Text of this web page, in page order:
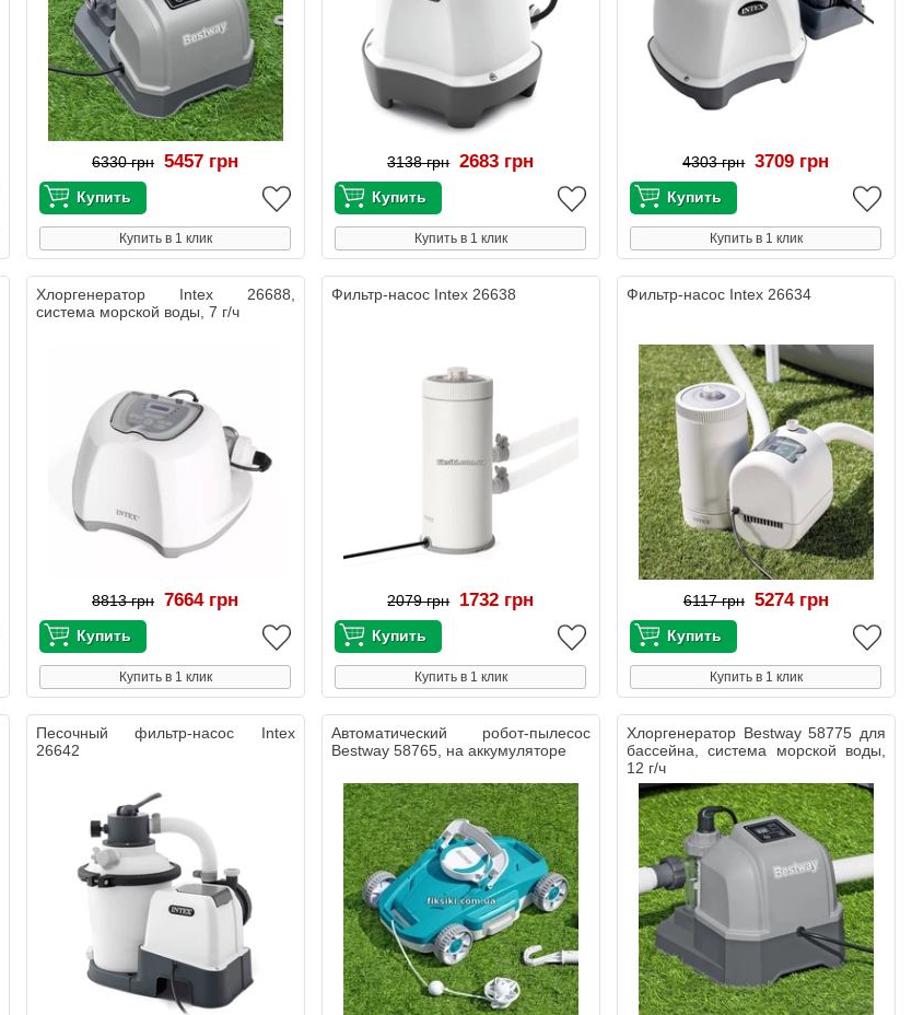
6330 грн 5457 грн
Купить в 1 клик
3138 грн 2683 грн
Купить в 1 клик
4303 грн 3709 грн
Купить в 1 клик
Хлоргенератор Intex 26688,
система морской воды, 7 г/ч
8813 грн 7664 грн
Купить в 1 клик
Фильтр-насос Intex 26638
2079 грн 1732 грн
Купить в 1 клик
Фильтр-насос Intex 26634
6117 грн 5274 грн
Купить в 1 клик
Песочный фильтр-насос Intex
26642
Автоматический робот-пылесос
Bestway 58765, на аккумуляторе
Хлоргенератор Bestway 58775 для
бассейна, система морской воды,
12 г/ч